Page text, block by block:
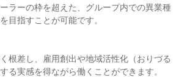
ラーの枠を超えた、グループ内での異業種
目指すことが可能です。
根差し、雇用創出や地域活性化（おりづる
る実感を得ながら働くことができます。